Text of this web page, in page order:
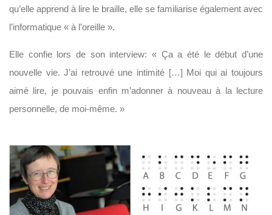
qu’elle apprend à lire le braille, elle se familiarise également avec
l’informatique « à l’oreille ».
Elle confie lors de son interview: « Ça a été le début d’une
nouvelle vie. J’ai retrouvé une intimité […] Moi qui ai toujours
aimé lire, je pouvais enfin m’adonner à nouveau à la lecture
personnelle, de moi-même. »